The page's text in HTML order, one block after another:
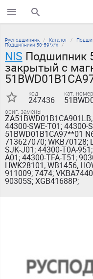
поиск по каталогу
Русподшипник Каталог
Подшипники 50-59*х*х
NIS Подшипник
закрытый с
код
247436
кат. номер
ориг. замены
44300-SWE-T01; 44300-
51BWD01B1CA97**01
713627070; WKB70128;
SJK-J01; 44300-T0A-
A01; 44300-TFA-T51;
HWK28101; WB1456;
911009; 7474;
90305S; XGB41688P;